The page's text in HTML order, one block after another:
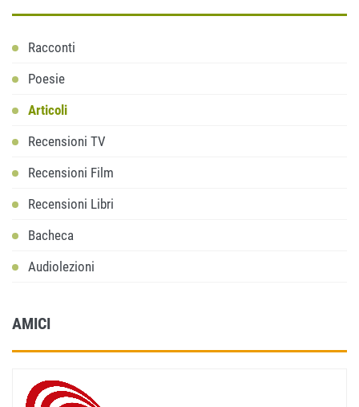
Racconti
Poesie
Articoli
Recensioni TV
Recensioni Film
Recensioni Libri
Bacheca
Audiolezioni
AMICI